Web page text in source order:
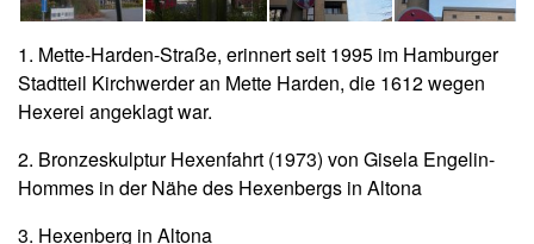
1. Mette-Harden-Straße, erinnert seit 1995 im Hamburger
Stadtteil Kirchwerder an Mette Harden, die 1612 wegen
Hexerei angeklagt war.
2. Bronzeskulptur Hexenfahrt (1973) von Gisela Engelin-
Hommes in der Nähe des Hexenbergs in Altona
3. Hexenberg in Altona